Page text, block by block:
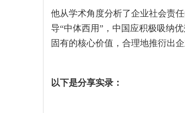
他从学术角度分析了企业社会责
导“中体西用”，中国应积极吸纳
固有的核心价值，合理地推衍出
以下是分享实录：